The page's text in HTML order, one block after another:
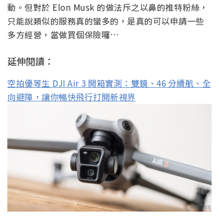
動。但對於 Elon Musk 的做法斥之以鼻的推特粉絲，
只能說類似的服務真的蠻多的，是真的可以申請一些
多方經營，當做買個保險囉…
延伸閱讀：
空拍優等生 DJI Air 3 開箱實測：雙鏡、46 分續航、全
向避障，讓你暢快飛行打開新視界